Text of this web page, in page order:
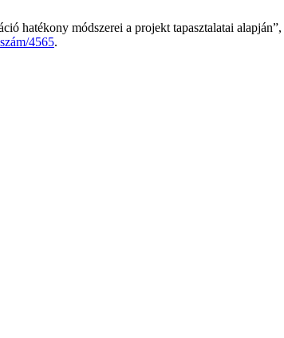
hatékony módszerei a projekt tapasztalatai alapján”,
4565.